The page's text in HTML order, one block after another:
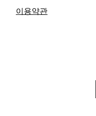
이용약관